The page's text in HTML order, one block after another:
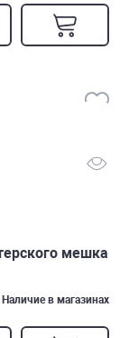
мешка
Наличие в магазинах